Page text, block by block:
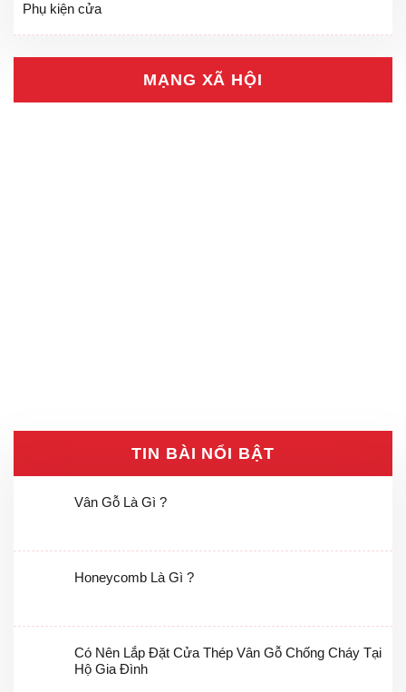
Phụ kiện cửa
MẠNG XÃ HỘI
TIN BÀI NỔI BẬT
Vân Gỗ Là Gì ?
Honeycomb Là Gì ?
Có Nên Lắp Đặt Cửa Thép Vân Gỗ Chống Cháy Tại
Hộ Gia Đình